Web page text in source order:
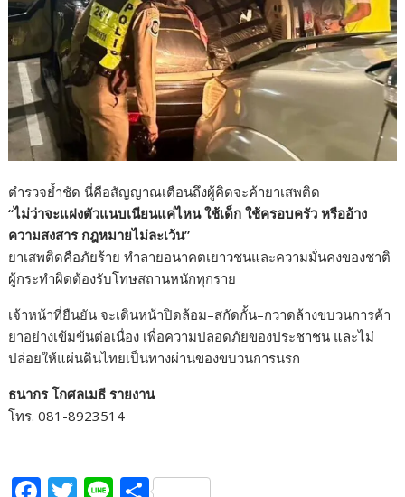
ตำรวจย้ำชัด นี่คือสัญญาณเตือนถึงผู้คิดจะค้ายาเสพติด
“ไม่ว่าจะแฝงตัวแนบเนียนแค่ไหน ใช้เด็ก ใช้ครอบครัว หรืออ้าง
ความสงสาร กฎหมายไม่ละเว้น”
ยาเสพติดคือภัยร้าย ทำลายอนาคตเยาวชนและความมั่นคงของชาติ
ผู้กระทำผิดต้องรับโทษสถานหนักทุกราย
เจ้าหน้าที่ยืนยัน จะเดินหน้าปิดล้อม–สกัดกั้น–กวาดล้างขบวนการค้า
ยาอย่างเข้มข้นต่อเนื่อง เพื่อความปลอดภัยของประชาชน และไม่
ปล่อยให้แผ่นดินไทยเป็นทางผ่านของขบวนการนรก
ธนากร โกศลเมธี รายงาน
โทร. 081-8923514